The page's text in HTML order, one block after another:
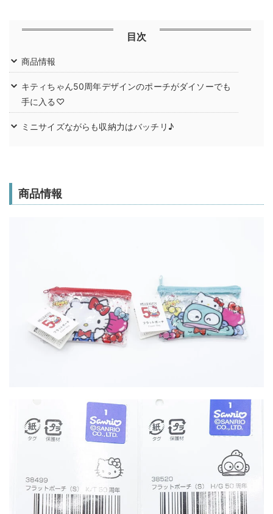
目次
商品情報
キティちゃん50周年デザインのポーチがダイソーでも
手に入る♡
ミニサイズながらも収納力はバッチリ♪
商品情報